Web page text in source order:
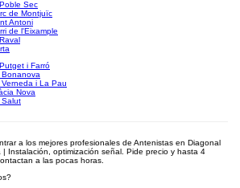
Sec
de Montjuïc
Antoni
de l'Eixample
i Farró
i La Pau
Nova
Salut
a los mejores profesionales de Antenistas en Diagonal
| Instalación, optimización señal. Pide precio y hasta 4
a las pocas horas.